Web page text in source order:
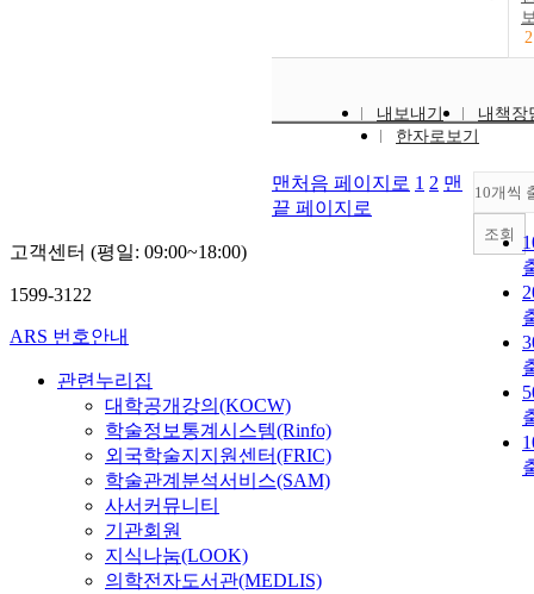
2
내보내기
내책장
한자로보기
10개씩
조회
맨처음 페이지로 1 2 맨
끝 페이지로
고객센터 (평일: 09:00~18:00)
1599-3122
ARS 번호안내
관련누리집
대학공개강의(KOCW)
학술정보통계시스템(Rinfo)
외국학술지지원센터(FRIC)
학술관계분석서비스(SAM)
사서커뮤니티
기관회원
지식나눔(LOOK)
의학전자도서관(MEDLIS)